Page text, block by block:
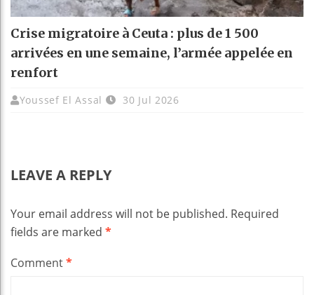
Crise migratoire à Ceuta : plus de 1 500
arrivées en une semaine, l’armée appelée en
renfort
Youssef El Assal 30 Jul 2026
LEAVE A REPLY
Your email address will not be published. Required
fields are marked *
Comment*